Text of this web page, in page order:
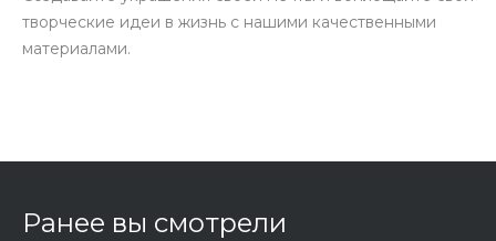
творческие идеи в жизнь с нашими качественными
материалами.
Ранее вы смотрели